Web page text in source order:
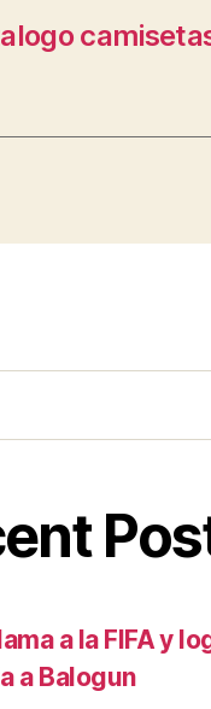
a la FIFA y
a Balogun